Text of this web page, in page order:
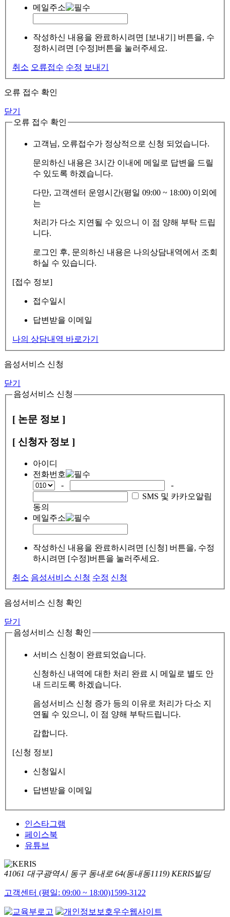
메일주소
작성하신 내용을 완료하시려면 [보내기] 버튼을, 수
정하시려면 [수정]버튼을 눌러주세요.
취소 오류접수 수정 보내기
오류 접수 확인
닫기
오류 접수 확인
고객님, 오류접수가 정상적으로 신청 되었습니다.
문의하신 내용은 3시간 이내에 메일로 답변을 드릴
수 있도록 하겠습니다.
다만, 고객센터 운영시간(평일 09:00 ~ 18:00) 이외에
는
처리가 다소 지연될 수 있으니 이 점 양해 부탁 드립
니다.
로그인 후, 문의하신 내용은 나의상담내역에서 조회
하실 수 있습니다.
[접수 정보]
접수일시
답변받을 이메일
나의 상담내역 바로가기
음성서비스 신청
닫기
음성서비스 신청
[ 논문 정보 ]
[ 신청자 정보 ]
아이디
전화번호
-
-
SMS 및 카카오알림
동의
메일주소
작성하신 내용을 완료하시려면 [신청] 버튼을, 수정
하시려면 [수정]버튼을 눌러주세요.
취소 음성서비스 신청 수정 신청
음성서비스 신청 확인
닫기
음성서비스 신청 확인
서비스 신청이 완료되었습니다.
신청하신 내역에 대한 처리 완료 시 메일로 별도 안
내 드리도록 하겠습니다.
음성서비스 신청 증가 등의 이유로 처리가 다소 지
연될 수 있으니, 이 점 양해 부탁드립니다.
감합니다.
[신청 정보]
신청일시
답변받을 이메일
인스타그램
페이스북
유튜브
41061 대구광역시 동구 동내로 64(동내동1119) KERIS빌딩
고객센터 (평일: 09:00 ~ 18:00)1599-3122